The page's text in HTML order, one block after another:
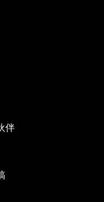
伴